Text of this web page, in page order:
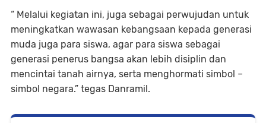
“ Melalui kegiatan ini, juga sebagai perwujudan untuk
meningkatkan wawasan kebangsaan kepada generasi
muda juga para siswa, agar para siswa sebagai
generasi penerus bangsa akan lebih disiplin dan
mencintai tanah airnya, serta menghormati simbol –
simbol negara.” tegas Danramil.